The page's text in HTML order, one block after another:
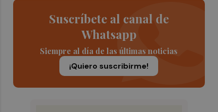
Suscríbete al canal de
Whatsapp
Siempre al día de las últimas noticias
¡Quiero suscribirme!